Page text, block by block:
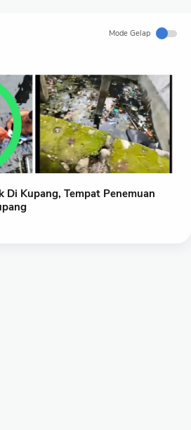
Mode Gelap
Di Kupang, Tempat Penemuan